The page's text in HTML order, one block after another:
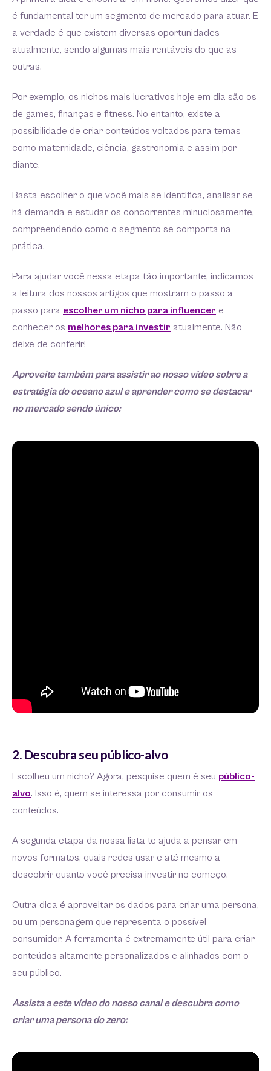
é fundamental ter um segmento de mercado para atuar. E
a verdade é que existem diversas oportunidades
atualmente, sendo algumas mais rentáveis do que as
outras.
Por exemplo, os nichos mais lucrativos hoje em dia são os
de games, finanças e fitness. No entanto, existe a
possibilidade de criar conteúdos voltados para temas
como maternidade, ciência, gastronomia e assim por
diante.
Basta escolher o que você mais se identifica, analisar se
há demanda e estudar os concorrentes minuciosamente,
compreendendo como o segmento se comporta na
prática.
Para ajudar você nessa etapa tão importante, indicamos
a leitura dos nossos artigos que mostram o passo a
passo para escolher um nicho para influencer e
conhecer os melhores para investir atualmente. Não
deixe de conferir!
Aproveite também para assistir ao nosso vídeo sobre a
estratégia do oceano azul e aprender como se destacar
no mercado sendo único:
2. Descubra seu público-alvo
Escolheu um nicho? Agora, pesquise quem é seu público-
alvo. Isso é, quem se interessa por consumir os
conteúdos.
A segunda etapa da nossa lista te ajuda a pensar em
novos formatos, quais redes usar e até mesmo a
descobrir quanto você precisa investir no começo.
Outra dica é aproveitar os dados para criar uma persona,
ou um personagem que representa o possível
consumidor. A ferramenta é extremamente útil para criar
conteúdos altamente personalizados e alinhados com o
seu público.
Assista a este vídeo do nosso canal e descubra como
criar uma persona do zero: